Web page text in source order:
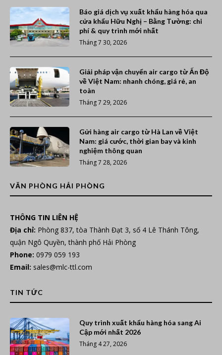
Báo giá dịch vụ xuất khẩu hàng hóa qua
cửa khẩu Hữu Nghị – Bằng Tường: chi
phí & quy trình mới nhất
Tháng 7 30, 2026
Giải pháp vận chuyển air cargo từ Ấn Độ
về Việt Nam: nhanh chóng, giá rẻ, an
toàn
Tháng 7 29, 2026
Gửi hàng air cargo từ Hà Lan về Việt
Nam: giá cước, thời gian bay và kinh
nghiệm thông quan
Tháng 7 28, 2026
VĂN PHÒNG HẢI PHÒNG
THÔNG TIN LIÊN HỆ
Địa chỉ: Phòng 837, tòa Thành Đạt 3, số 4 Lê Thánh Tông,
quận Ngô Quyền, thành phố Hải Phòng
Phone: 0979 059 193
Email: sales@mlc-ttl.com
TIN TỨC
Quy trình xuất khẩu hàng hóa sang Ai
Cập mới nhất 2026
Tháng 4 27, 2026